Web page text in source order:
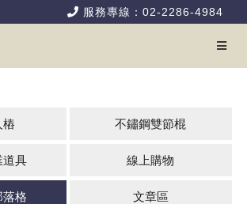
服務專線：02-2286-4984
樁 不鏽鋼雙節棍
道具 線上購物
落格 文章區